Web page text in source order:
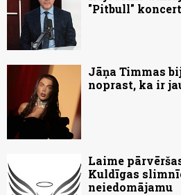
"Pitbull"
Jāņa Timmas
noprast, ka ir
Laime
Kuldīgas
neiedomājamu